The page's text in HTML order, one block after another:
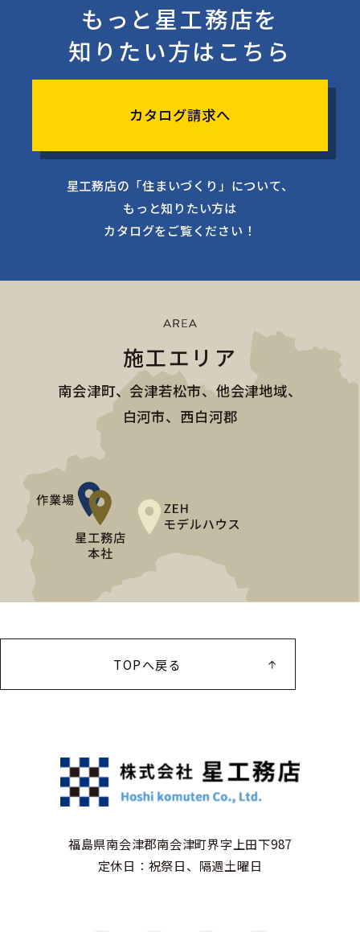
もっと星工務店を
知りたい方はこちら
カタログ請求へ
星工務店の「住まいづくり」について、
もっと知りたい方は
カタログをご覧ください！
施工エリア
南会津町、会津若松市、他会津地域、
白河市、西白河郡
TOPへ戻る
福島県南会津郡南会津町界字上田下987
定休日：祝祭日、隔週土曜日